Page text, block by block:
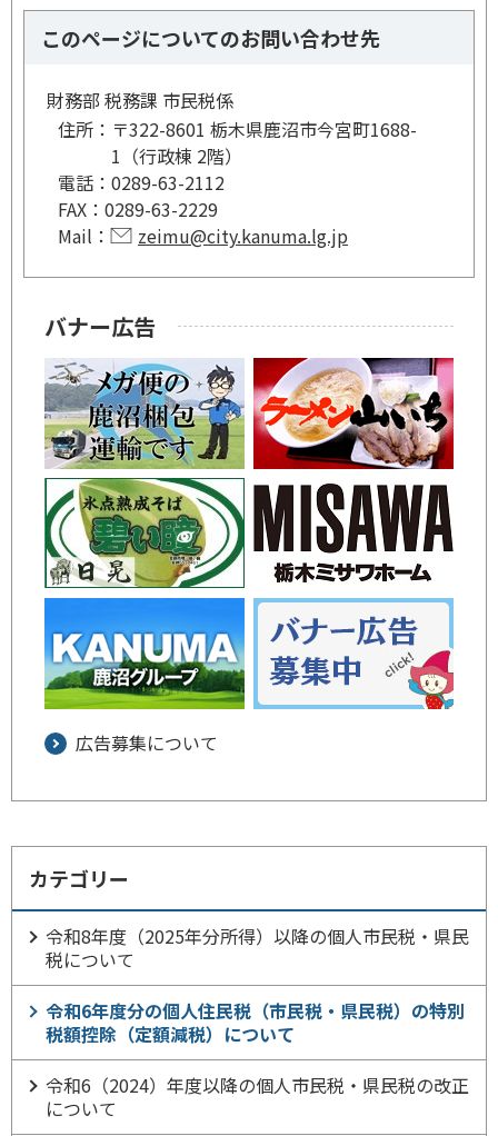
このページについてのお問い合わせ先
財務部 税務課 市民税係
住所： 〒322-8601 栃木県鹿沼市今宮町1688-
1（行政棟 2階）
電話： 0289-63-2112
FAX： 0289-63-2229
Mail：
zeimu@city.kanuma.lg.jp
バナー広告
広告募集について
カテゴリー
令和8年度（2025年分所得）以降の個人市民税・県民
税について
令和6年度分の個人住民税（市民税・県民税）の特別
税額控除（定額減税）について
令和6（2024）年度以降の個人市民税・県民税の改正
について